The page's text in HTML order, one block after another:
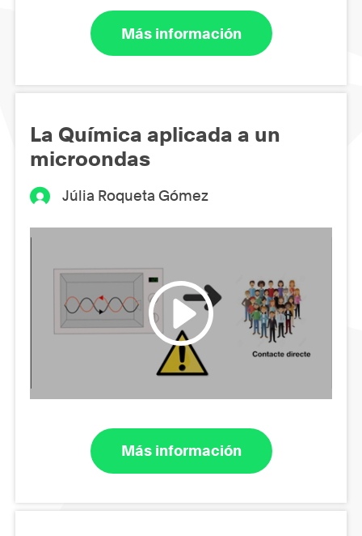
Más información
La Química aplicada a un
microondas
Júlia Roqueta Gómez
Más información